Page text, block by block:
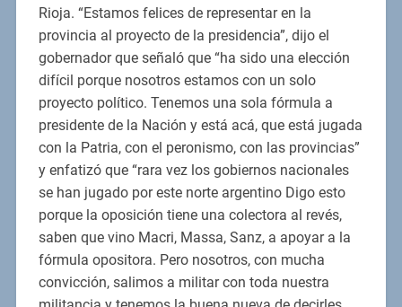
Rioja. “Estamos felices de representar en la
provincia al proyecto de la presidencia”, dijo el
gobernador que señaló que “ha sido una elección
difícil porque nosotros estamos con un solo
proyecto político. Tenemos una sola fórmula a
presidente de la Nación y está acá, que está jugada
con la Patria, con el peronismo, con las provincias”
y enfatizó que “rara vez los gobiernos nacionales
se han jugado por este norte argentino Digo esto
porque la oposición tiene una colectora al revés,
saben que vino Macri, Massa, Sanz, a apoyar a la
fórmula opositora. Pero nosotros, con mucha
convicción, salimos a militar con toda nuestra